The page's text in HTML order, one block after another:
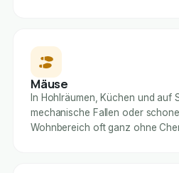
Mäuse
In Hohlräumen, Küchen und auf
mechanische Fallen oder
Wohnbereich oft ganz ohne